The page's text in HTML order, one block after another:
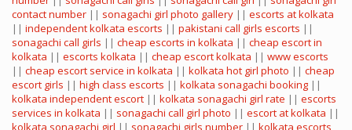
contact number || sonagachi girl photo gallery || escorts at kolkata
|| independent kolkata escorts || pakistani call girls escorts ||
sonagachi call girls || cheap escorts in kolkata || cheap escort in
kolkata || escorts kolkata || cheap escort kolkata || www escorts
|| cheap escort service in kolkata || kolkata hot girl photo || cheap
escort girls || high class escorts || kolkata sonagachi booking ||
kolkata independent escort || kolkata sonagachi girl rate || escorts
services in kolkata || sonagachi call girl photo || escort at kolkata ||
kolkata sonagachi girl || sonagachi girls number || kolkata escorts